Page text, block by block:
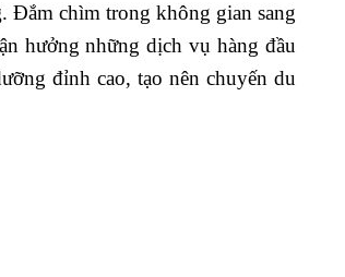
. Đắm chìm trong không gian sang
hưởng những dịch vụ hàng đầu
đỉnh cao, tạo nên chuyến du